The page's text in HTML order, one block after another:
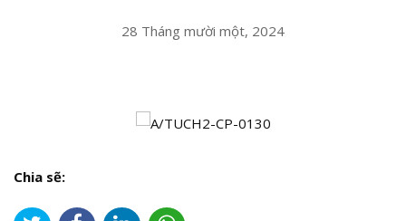
28 Tháng mười một, 2024
Chia sẽ: